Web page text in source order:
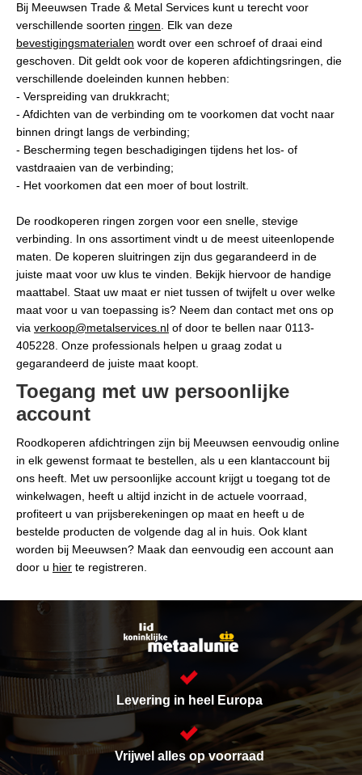
Bij Meeuwsen Trade & Metal Services kunt u terecht voor
verschillende soorten ringen . Elk van deze
bevestigingsmaterialen wordt over een schroef of draai eind
geschoven. Dit geldt ook voor de koperen afdichtingsringen, die
verschillende doeleinden kunnen hebben:
- Verspreiding van drukkracht;
- Afdichten van de verbinding om te voorkomen dat vocht naar
binnen dringt langs de verbinding;
- Bescherming tegen beschadigingen tijdens het los- of
vastdraaien van de verbinding;
- Het voorkomen dat een moer of bout lostrilt.
De roodkoperen ringen zorgen voor een snelle, stevige
verbinding. In ons assortiment vindt u de meest uiteenlopende
maten. De koperen sluitringen zijn dus gegarandeerd in de
juiste maat voor uw klus te vinden. Bekijk hiervoor de handige
maattabel. Staat uw maat er niet tussen of twijfelt u over welke
maat voor u van toepassing is? Neem dan contact met ons op
via verkoop@metalservices.nl of door te bellen naar 0113-
405228. Onze professionals helpen u graag zodat u
gegarandeerd de juiste maat koopt.
Toegang met uw persoonlijke
account
Roodkoperen afdichtringen zijn bij Meeuwsen eenvoudig online
in elk gewenst formaat te bestellen, als u een klantaccount bij
ons heeft. Met uw persoonlijke account krijgt u toegang tot de
winkelwagen, heeft u altijd inzicht in de actuele voorraad,
profiteert u van prijsberekeningen op maat en heeft u de
bestelde producten de volgende dag al in huis. Ook klant
worden bij Meeuwsen? Maak dan eenvoudig een account aan
door u hier te registreren.
Levering in heel Europa
Vrijwel alles op voorraad